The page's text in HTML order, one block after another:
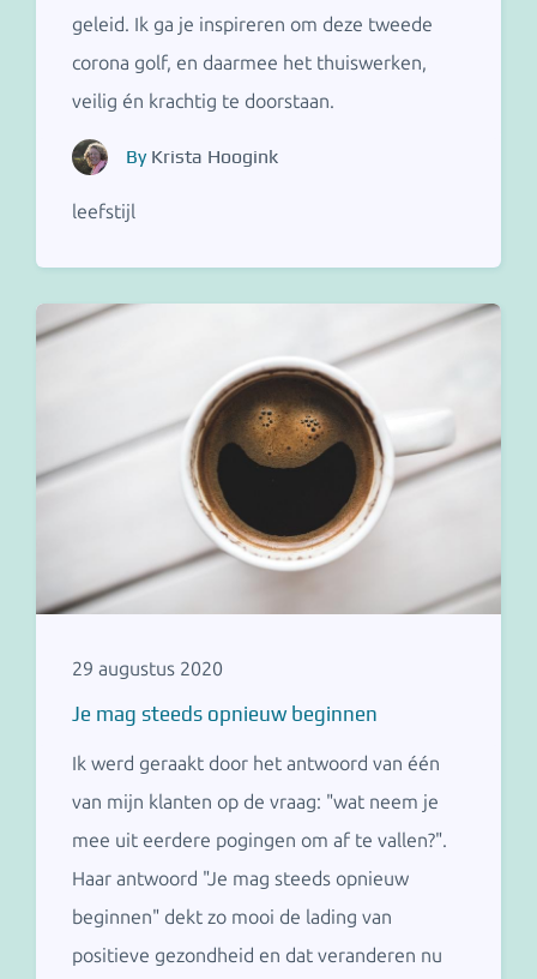
geleid. Ik ga je inspireren om deze tweede
corona golf, en daarmee het thuiswerken,
veilig én krachtig te doorstaan.
By Krista Hoogink
leefstijl
Je mag steeds opnieuw beginnen
29 augustus 2020
Ik werd geraakt door het antwoord van één
van mijn klanten op de vraag: "wat neem je
mee uit eerdere pogingen om af te vallen?".
Haar antwoord "Je mag steeds opnieuw
beginnen" dekt zo mooi de lading van
positieve gezondheid en dat veranderen nu